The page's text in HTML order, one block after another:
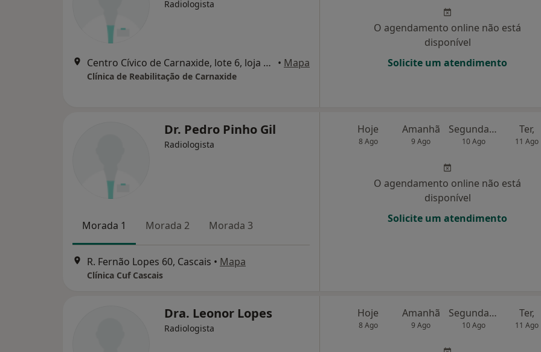
Radiologista
Centro Cívico de Carnaxide, lote 6, loja 8, Carnaxide • Mapa
Clínica de Reabilitação de Carnaxide
O agendamento online não está
disponível
Solicite um atendimento
Dr. Pedro Pinho Gil
Radiologista
Morada 1 Morada 2 Morada 3
R. Fernão Lopes 60, Cascais • Mapa
Clínica Cuf Cascais
Hoje
8 Ago
Amanhã
9 Ago
Segunda-feira
10 Ago
Ter,
11 Ago
O agendamento online não está
disponível
Solicite um atendimento
Dra. Leonor Lopes
Radiologista
Hoje
8 Ago
Amanhã
9 Ago
Segunda-feira
10 Ago
Ter,
11 Ago